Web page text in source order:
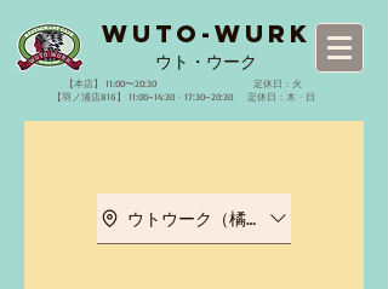
WUTO-WURK
​ウト・ウーク
【本店】 11:00〜20:30 定休日：火
【羽ノ浦店816】 11:00~14:30・17:30~20:30 定休日：木・日
ウトウーク（橘本店）